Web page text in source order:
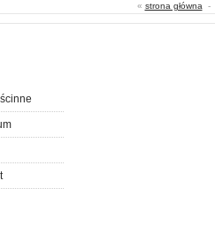
« strona główna -